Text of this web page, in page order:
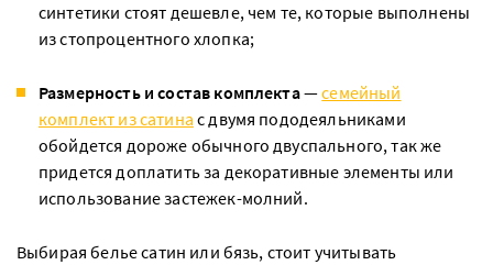
синтетики стоят дешевле, чем те, которые выполнены
из стопроцентного хлопка;
Размерность и состав комплекта—семейный
комплект из сатина с двумя пододеяльниками
обойдется дороже обычного двуспального, так же
придется доплатить за декоративные элементы или
использование застежек-молний.
Выбирая белье сатин или бязь, стоит учитывать